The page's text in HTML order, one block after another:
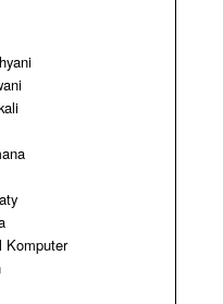
Komputer